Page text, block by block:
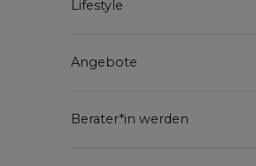
Lifestyle
Angebote
Berater*in werden